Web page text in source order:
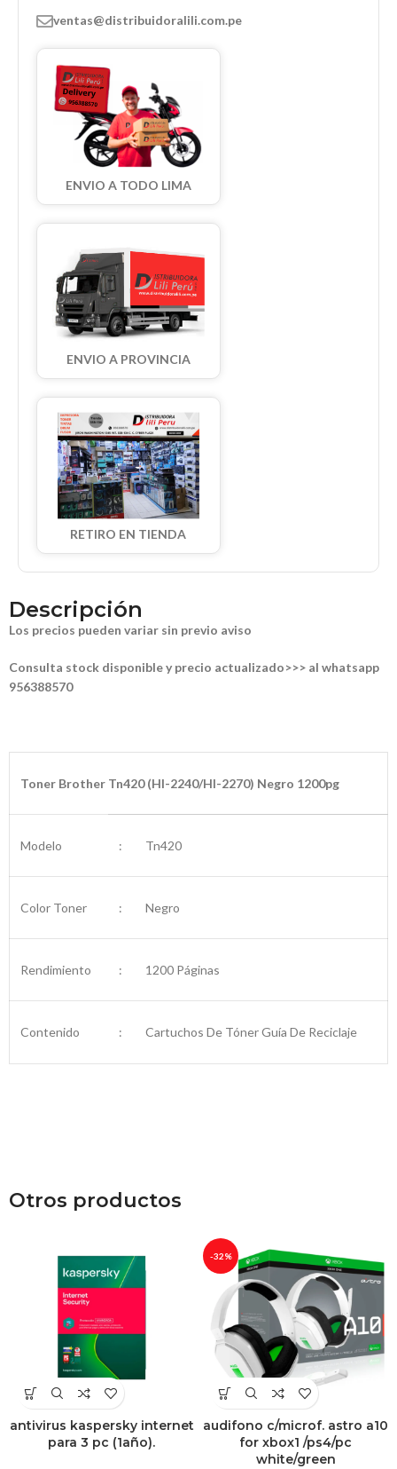
ventas@distribuidoralili.com.pe
ENVIO A TODO LIMA
ENVIO A PROVINCIA
RETIRO EN TIENDA
Descripción
Los precios pueden variar sin previo aviso
Consulta stock disponible y precio actualizado>>> al whatsapp
956388570
Toner Brother Tn420 (Hl-2240/Hl-2270) Negro 1200pg
Modelo : Tn420
Color Toner : Negro
Rendimiento : 1200 Páginas
Contenido : Cartuchos De Tóner Guía De Reciclaje
Otros productos
antivirus kaspersky internet
para 3 pc (1año).
-32%
audifono c/microf. astro a10
for xbox1 /ps4/pc
white/green